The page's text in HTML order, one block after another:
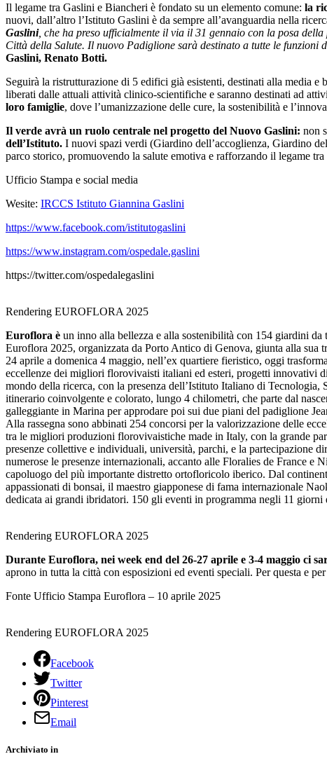
Il legame tra Gaslini e Biancheri è fondato su un elemento comune: la
nuovi, dall’altro l’Istituto Gaslini è da sempre all’avanguardia nella
Gaslini, che ha preso ufficialmente il via il 31 gennaio con la posa
Città della Salute. Il nuovo Padiglione sarà destinato a tutte le funzioni
Gaslini, Renato Botti.
Seguirà la ristrutturazione di 5 edifici già esistenti, destinati alla media
liberati dalle attuali attività clinico-scientifiche e saranno destinati ad
loro famiglie, dove l’umanizzazione delle cure, la sostenibilità e
Il verde avrà un ruolo centrale nel progetto del Nuovo Gaslini: non
dell’Istituto. I nuovi spazi verdi (Giardino dell’accoglienza, Giardino
parco storico, promuovendo la salute emotiva e rafforzando il legame tra
Ufficio Stampa e social media
Wesite: IRCCS Istituto Giannina Gaslini
https://www.facebook.com/istitutogaslini
https://www.instagram.com/ospedale.gaslini
https://twitter.com/ospedalegaslini
Rendering EUROFLORA 2025
Euroflora è un inno alla bellezza e alla sostenibilità con 154 giardini
Euroflora 2025, organizzata da Porto Antico di Genova, giunta alla
24 aprile a domenica 4 maggio, nell’ex quartiere fieristico, oggi
eccellenze dei migliori florovivaisti italiani ed esteri, progetti innovativi
mondo della ricerca, con la presenza dell’Istituto Italiano di
itinerario coinvolgente e colorato, lungo 4 chilometri, che parte dal
galleggiante in Marina per approdare poi sui due piani del padiglione
Alla rassegna sono abbinati 254 concorsi per la valorizzazione delle
tra le migliori produzioni florovivaistiche made in Italy, con la grande
presenze collettive e individuali, università, parchi, e la partecipazione
numerose le presenze internazionali, accanto alle Floralies de France
capoluogo del più importante distretto ortofloricolo iberico. Dal
appassionati di bonsai, il maestro giapponese di fama internazionale
dedicata ai grandi ibridatori. 150 gli eventi in programma negli 11
Rendering EUROFLORA 2025
Durante Euroflora, nei week end del 26-27 aprile e 3-4 maggio ci
aprono in tutta la città con esposizioni ed eventi speciali. Per questa e
Fonte Ufficio Stampa Euroflora – 10 aprile 2025
Rendering EUROFLORA 2025
Facebook
Twitter
Pinterest
Email
Archiviato in